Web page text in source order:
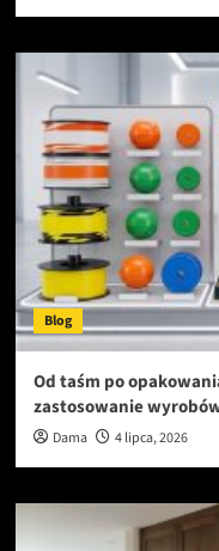
Blog
Od taśm po
zastosowanie
Dama 4 lipca, 2026